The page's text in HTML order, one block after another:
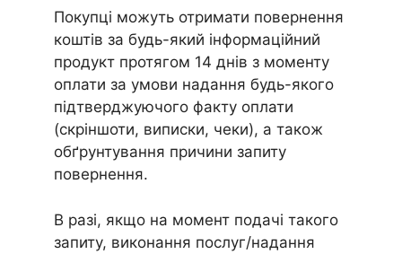
Покупці можуть отримати повернення
коштів за будь-який інформаційний
продукт протягом 14 днів з моменту
оплати за умови надання будь-якого
підтверджуючого факту оплати
(скріншоти, виписки, чеки), а також
обґрунтування причини запиту
повернення.
В разі, якщо на момент подачі такого
запиту, виконання послуг/надання